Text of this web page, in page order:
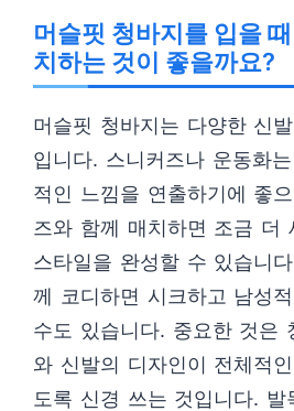
머슬핏 청바지를 입을
치하는 것이 좋을까요?
머슬핏 청바지는 다양한 신
입니다. 스니커즈나 운동화
적인 느낌을 연출하기에 좋
즈와 함께 매치하면 조금 더
스타일을 완성할 수 있습니
께 코디하면 시크하고 남성
수도 있습니다. 중요한 것은
와 신발의 디자인이 전체적
도록 신경 쓰는 것입니다. 발